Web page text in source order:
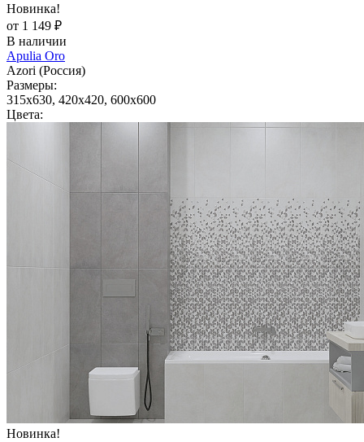
Новинка!
от 1 149 ₽
В наличии
Apulia Oro
Azori (Россия)
Размеры:
315x630, 420x420, 600x600
Цвета:
Новинка!